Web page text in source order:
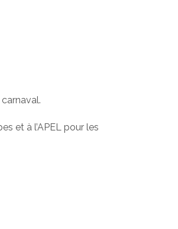
et à l’APEL pour les